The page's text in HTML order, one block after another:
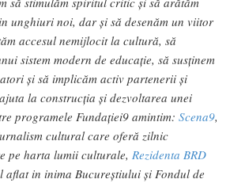
unghiuri noi, dar și să desenăm un viitor
accesul nemijlocit la cultură, să
sistem modern de educație, să susținem
și să implicăm activ partenerii și
la construcția și dezvoltarea unei
programele Fundației9 amintim: Scena9,
cultural care oferă zilnic
pe harta lumii culturale, Rezidenta BRD
aflat in inima Bucureștiului și Fondul de